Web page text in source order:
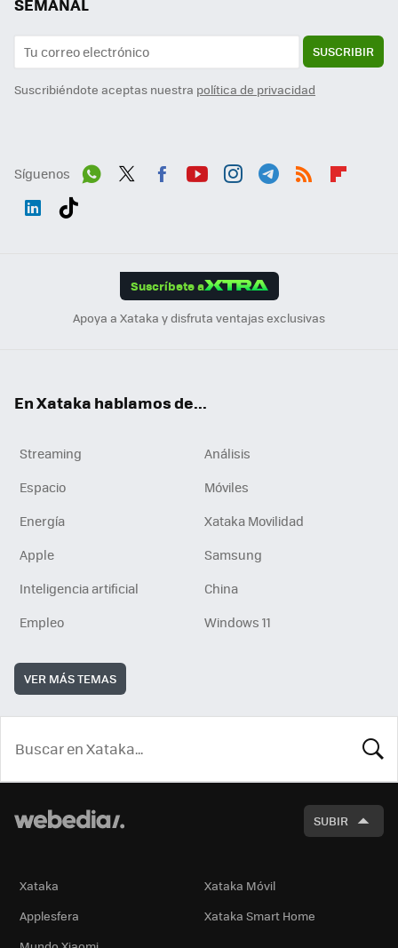
SEMANAL
SUSCRIBIR
Suscribiéndote aceptas nuestra política de privacidad
Síguenos
Suscríbete a
Apoya a Xataka y disfruta ventajas exclusivas
En Xataka hablamos de...
Streaming
Análisis
Espacio
Móviles
Energía
Xataka Movilidad
Apple
Samsung
Inteligencia artificial
China
Empleo
Windows 11
VER MÁS TEMAS
SUBIR
Xataka
Xataka Móvil
Applesfera
Xataka Smart Home